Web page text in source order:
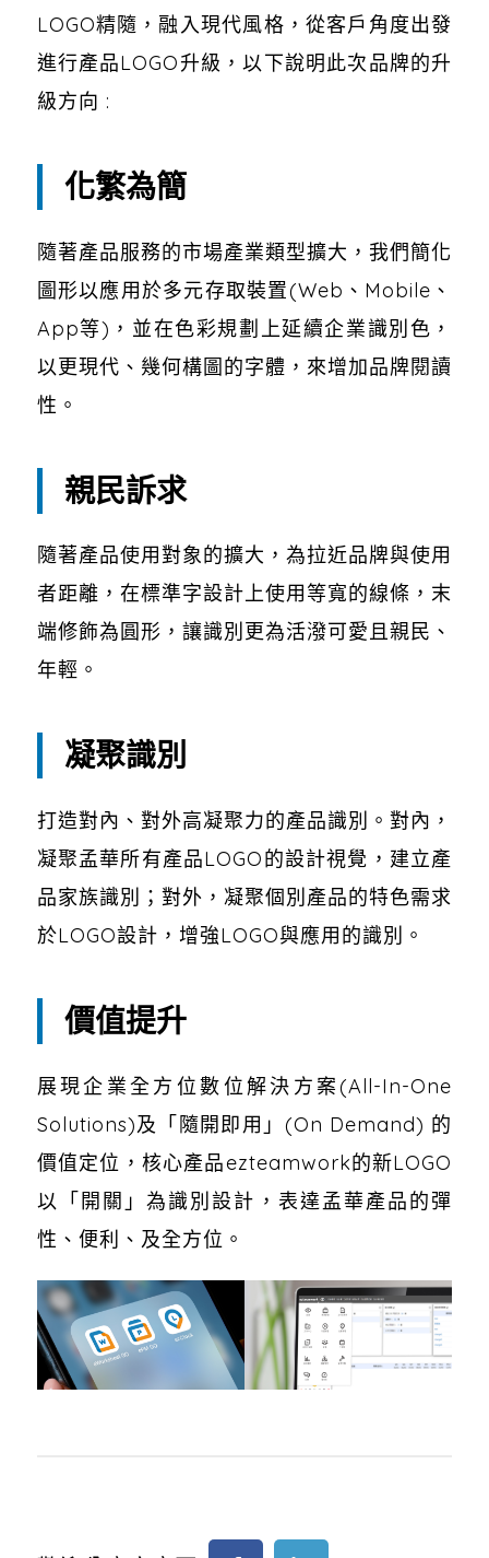
LOGO精隨，融入現代風格，從客戶角度出發
進行產品LOGO升級，以下說明此次品牌的升
級方向 :
化繁為簡
隨著產品服務的市場產業類型擴大，我們簡化
圖形以應用於多元存取裝置(Web、Mobile、
App等)，並在色彩規劃上延續企業識別色，
以更現代、幾何構圖的字體，來增加品牌閱讀
性。
親民訴求
隨著產品使用對象的擴大，為拉近品牌與使用
者距離，在標準字設計上使用等寬的線條，末
端修飾為圓形，讓識別更為活潑可愛且親民、
年輕。
凝聚識別
打造對內、對外高凝聚力的產品識別。對內，
凝聚孟華所有產品LOGO的設計視覺，建立產
品家族識別；對外，凝聚個別產品的特色需求
於LOGO設計，增強LOGO與應用的識別。
價值提升
展現企業全方位數位解決方案(All-In-One
Solutions)及「隨開即用」(On Demand) 的
價值定位，核心產品ezteamwork的新LOGO
以「開關」為識別設計，表達孟華產品的彈
性、便利、及全方位。